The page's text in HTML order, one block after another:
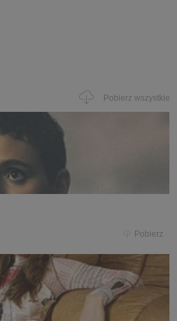
Pobierz wszystkie
Pobierz